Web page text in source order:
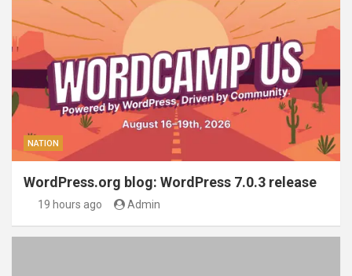
NATION
WordPress.org blog: WordPress 7.0.3 release
19 hours ago Admin